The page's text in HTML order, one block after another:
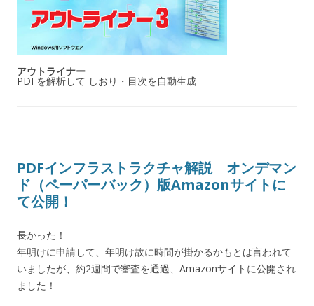
アウトライナー
PDFを解析して しおり・目次を自動生成
PDFインフラストラクチャ解説 オンデマン
ド（ペーパーバック）版Amazonサイトに
て公開！
長かった！
年明けに申請して、年明け故に時間が掛かるかもとは言われて
いましたが、約2週間で審査を通過、Amazonサイトに公開され
ました！